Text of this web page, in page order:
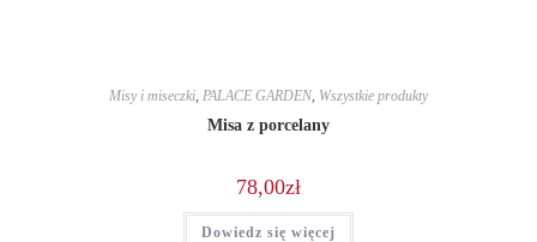
Misy i miseczki, PALACE GARDEN, Wszystkie produkty
Misa z porcelany
78,00zł
Dowiedz się więcej